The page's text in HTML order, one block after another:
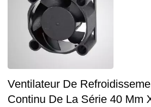
Ventilateur De
Continu De La Série 40 Mm